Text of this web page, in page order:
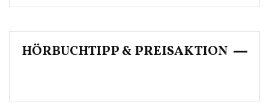
HÖRBUCHTIPP & PREISAKTION